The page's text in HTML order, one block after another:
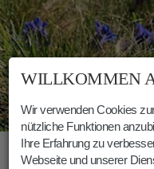
Enziane blühen in den
WILLKOMMEN
Wir verwenden Cookies
nützliche Funktionen
Ihre Erfahrung zu
Webseite und unserer